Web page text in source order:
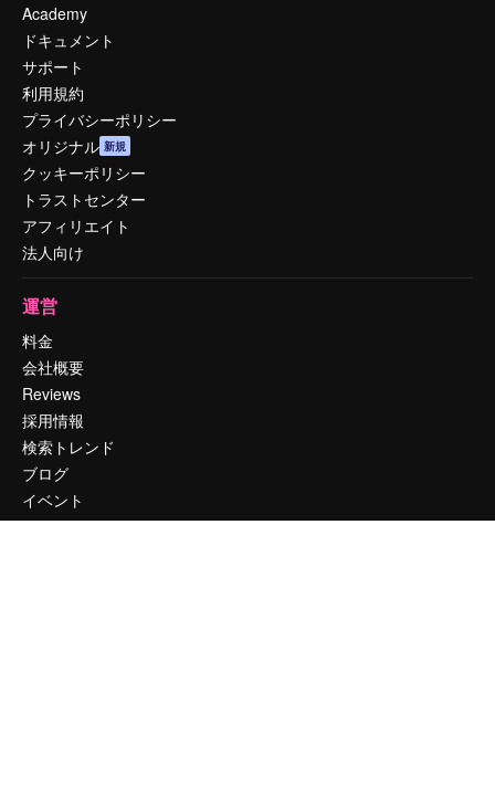
Academy
ドキュメント
サポート
利用規約
プライバシーポリシー
オリジナル 新規
クッキーポリシー
トラストセンター
アフィリエイト
法人向け
運営
料金
会社概要
Reviews
採用情報
検索トレンド
ブログ
イベント
Slidesgo